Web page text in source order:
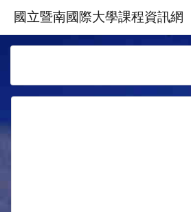
國立暨南國際大學課程資訊網